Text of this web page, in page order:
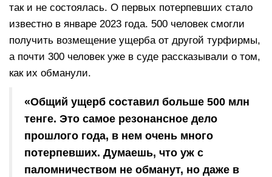
так и не состоялась. О первых потерпевших стало
известно в январе 2023 года. 500 человек смогли
получить возмещение ущерба от другой турфирмы,
а почти 300 человек уже в суде рассказывали о том,
как их обманули.
«Общий ущерб составил больше 500 млн
тенге. Это самое резонансное дело
прошлого года, в нем очень много
потерпевших. Думаешь, что уж с
паломничеством не обманут, но даже в